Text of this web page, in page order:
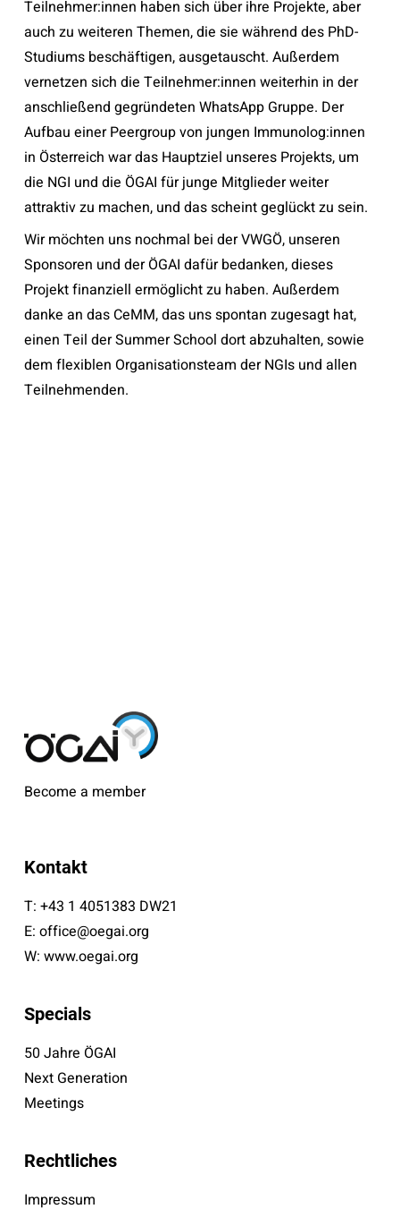
Teilnehmer:innen haben sich über ihre Projekte, aber
auch zu weiteren Themen, die sie während des PhD-
Studiums beschäftigen, ausgetauscht. Außerdem
vernetzen sich die Teilnehmer:innen weiterhin in der
anschließend gegründeten WhatsApp Gruppe. Der
Aufbau einer Peergroup von jungen Immunolog:innen
in Österreich war das Hauptziel unseres Projekts, um
die NGI und die ÖGAI für junge Mitglieder weiter
attraktiv zu machen, und das scheint geglückt zu sein.
Wir möchten uns nochmal bei der VWGÖ, unseren
Sponsoren und der ÖGAI dafür bedanken, dieses
Projekt finanziell ermöglicht zu haben. Außerdem
danke an das CeMM, das uns spontan zugesagt hat,
einen Teil der Summer School dort abzuhalten, sowie
dem flexiblen Organisationsteam der NGIs und allen
Teilnehmenden.
Become a member
Kontakt
T: +43 1 4051383 DW21
E: office@oegai.org
W: www.oegai.org
Specials
50 Jahre ÖGAI
Next Generation
Meetings
Rechtliches
Impressum